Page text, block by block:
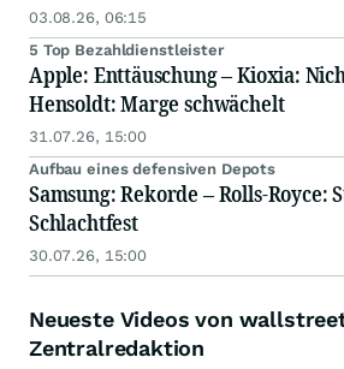
03.08.26, 06:15
5 Top Bezahldienstleister
Apple: Enttäuschung – Kioxia:
Hensoldt: Marge schwächelt
31.07.26, 15:00
Aufbau eines defensiven Depots
Samsung: Rekorde – Rolls-Royce:
Schlachtfest
30.07.26, 15:00
Neueste Videos von
Zentralredaktion